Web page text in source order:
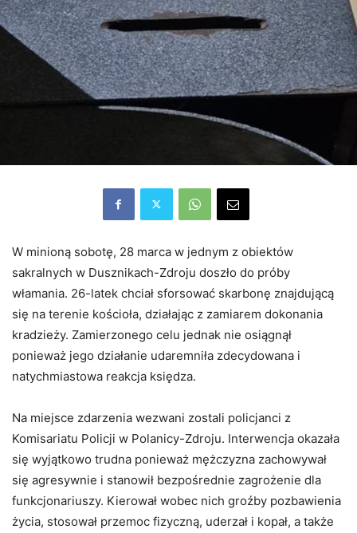
W minioną sobotę, 28 marca w jednym z obiektów
sakralnych w Dusznikach-Zdroju doszło do próby
włamania. 26-latek chciał sforsować skarbonę znajdującą
się na terenie kościoła, działając z zamiarem dokonania
kradzieży. Zamierzonego celu jednak nie osiągnął
ponieważ jego działanie udaremniła zdecydowana i
natychmiastowa reakcja księdza.
Na miejsce zdarzenia wezwani zostali policjanci z
Komisariatu Policji w Polanicy-Zdroju. Interwencja okazała
się wyjątkowo trudna ponieważ mężczyzna zachowywał
się agresywnie i stanowił bezpośrednie zagrożenie dla
funkcjonariuszy. Kierował wobec nich groźby pozbawienia
życia, stosował przemoc fizyczną, uderzał i kopał, a także